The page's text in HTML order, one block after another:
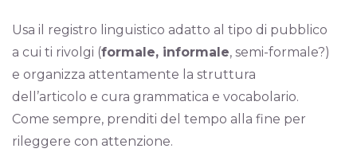
Usa il registro linguistico adatto al tipo di pubblico
a cui ti rivolgi (formale, informale, semi-formale?)
e organizza attentamente la struttura
dell’articolo e cura grammatica e vocabolario.
Come sempre, prenditi del tempo alla fine per
rileggere con attenzione.